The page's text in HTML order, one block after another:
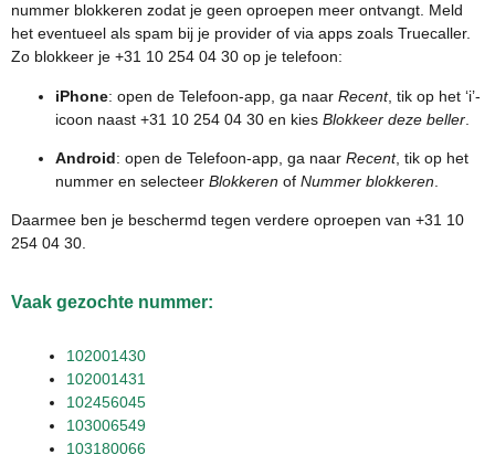
nummer blokkeren zodat je geen oproepen meer ontvangt. Meld
het eventueel als spam bij je provider of via apps zoals Truecaller.
Zo blokkeer je +31 10 254 04 30 op je telefoon:
iPhone: open de Telefoon-app, ga naar Recent, tik op het ‘i’-
icoon naast +31 10 254 04 30 en kies Blokkeer deze beller
Android: open de Telefoon-app, ga naar Recent, tik op het
nummer en selecteer Blokkeren of Nummer blokkeren
Daarmee ben je beschermd tegen verdere oproepen van +31 10
254 04 30.
Vaak gezochte nummer:
102001430
102001431
102456045
103006549
103180066